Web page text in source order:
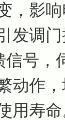
，影
发调
号，
动作
用寿